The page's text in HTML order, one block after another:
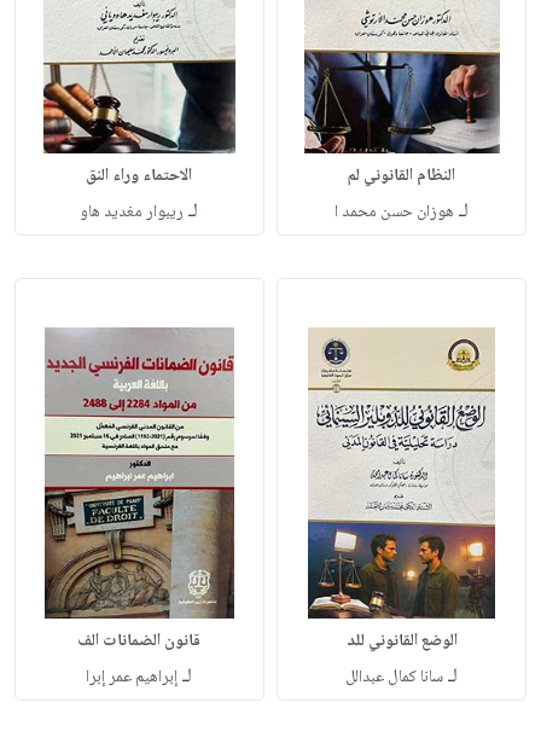
النظام القانوني لم
لـ هوزان حسن محمد ا
الاحتماء وراء النق
لـ ريبوار مغديد هاو
الوضع القانوني للد
لـسانا كمال عبدالل
قانون الضمانات الف
لـإبراهيم عمر إبرا